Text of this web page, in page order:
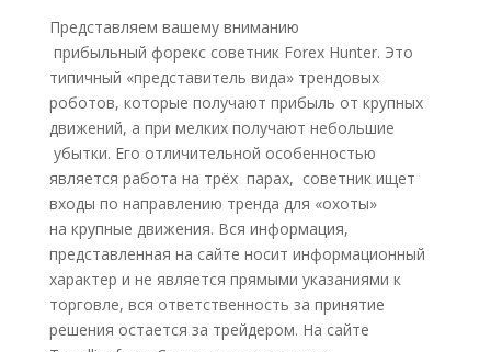
Представляем вашему вниманию
прибыльный форекс советник Forex Hunter. Это
типичный «представитель вида» трендовых
роботов, которые получают прибыль от крупных
движений, а при мелких получают небольшие
убытки. Его отличительной особенностью
является работа на трёх парах, советник ищет
входы по направлению тренда для «охоты»
на крупные движения. Вся информация,
представленная на сайте носит информационный
характер и не является прямыми указаниями к
торговле, вся ответственность за принятие
решения остается за трейдером. На сайте